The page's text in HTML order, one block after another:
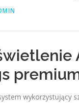
wykorzystujący